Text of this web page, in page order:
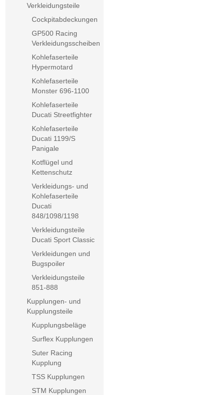
Verkleidungsteile
Cockpitabdeckungen
GP500 Racing
Verkleidungsscheiben
Kohlefaserteile
Hypermotard
Kohlefaserteile
Monster 696-1100
Kohlefaserteile
Ducati Streetfighter
Kohlefaserteile
Ducati 1199/S
Panigale
Kotflügel und
Kettenschutz
Verkleidungs- und
Kohlefaserteile
Ducati
848/1098/1198
Verkleidungsteile
Ducati Sport Classic
Verkleidungen und
Bugspoiler
Verkleidungsteile
851-888
Kupplungen- und
Kupplungsteile
Kupplungsbeläge
Surflex Kupplungen
Suter Racing
Kupplung
TSS Kupplungen
STM Kupplungen